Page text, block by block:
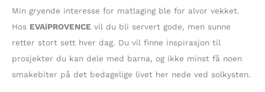
Min gryende interesse for matlaging ble for alvor vekket.
Hos EVAiPROVENCE vil du bli servert gode, men sunne
retter stort sett hver dag. Du vil finne inspirasjon til
prosjekter du kan dele med barna, og ikke minst få noen
smakebiter på det bedagelige livet her nede ved solkysten.